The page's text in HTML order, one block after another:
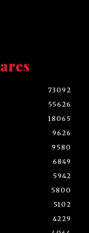
73092
55626
18065
9626
9580
6849
5942
5800
5102
4229